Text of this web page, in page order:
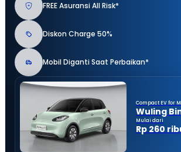
FREE Asuransi All Risk*
Diskon Charge 50%
Mobil Diganti Saat Perbaikan*
Compact EV for
Wuling
Mulai dari
Rp 260